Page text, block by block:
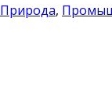
Природа,